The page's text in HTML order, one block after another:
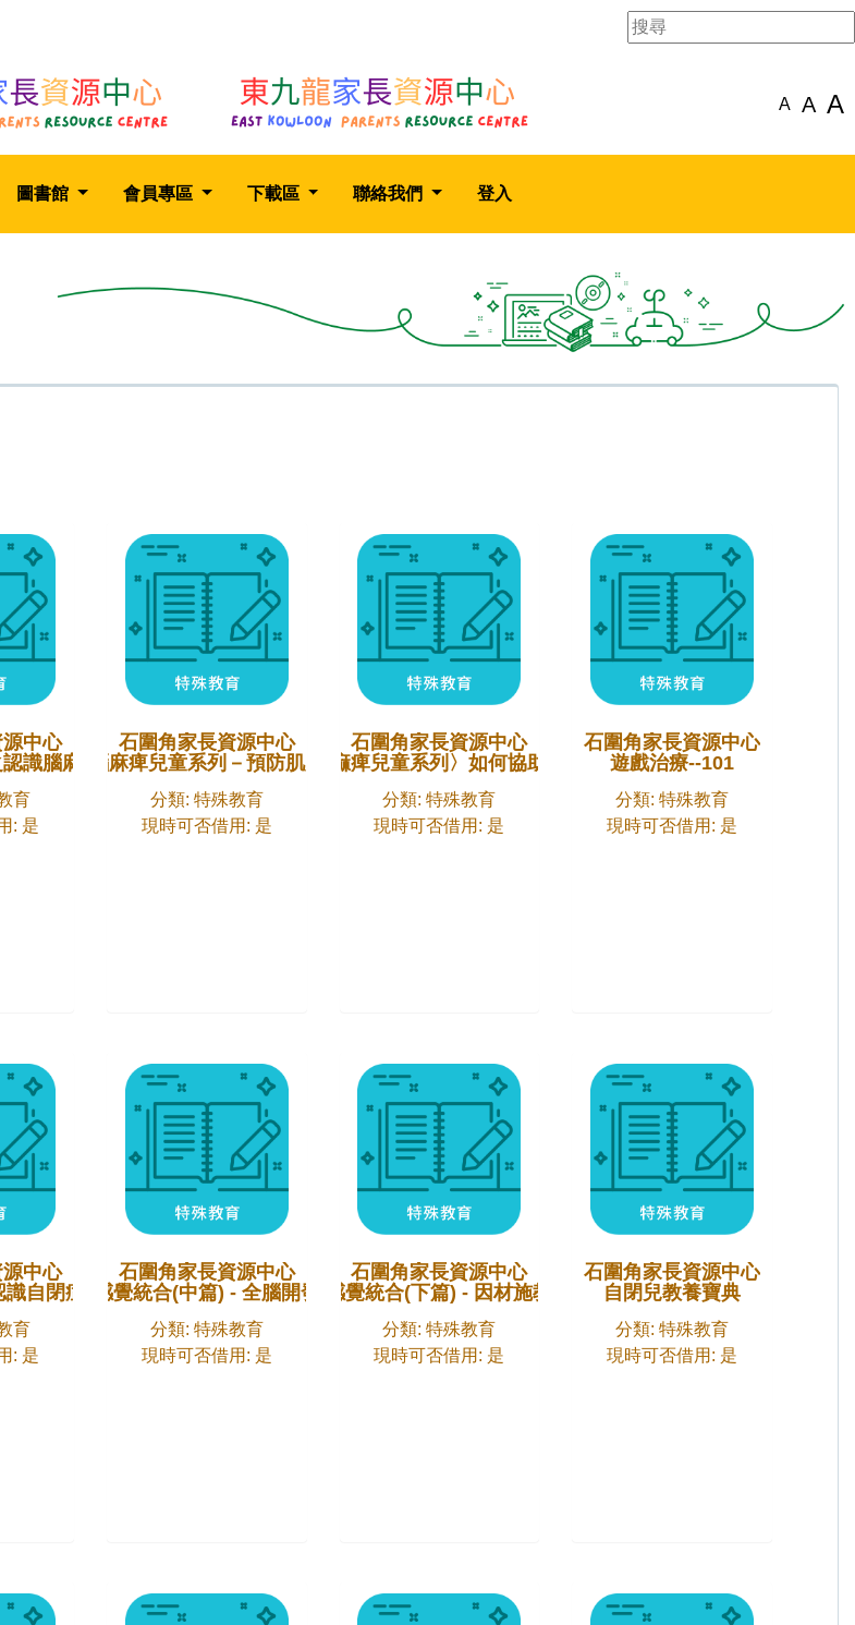
A A A
圖書館 會員專區 下載區 聯絡我們 登入
中心
識腦麻痺兒童
育
: 是
石圍角家長資源中心
輔助腦麻痺兒童系列－預防肌腱攣縮
分類: 特殊教育
現時可否借用: 是
石圍角家長資源中心
〈輔助腦痲痺兒童系列〉如何協助孩子飲食
分類: 特殊教育
現時可否借用: 是
石圍角家長資源中心
遊戲治療--101
分類: 特殊教育
現時可否借用: 是
中心
自閉症
育
: 是
石圍角家長資源中心
感覺統合(中篇) - 全腦開發
分類: 特殊教育
現時可否借用: 是
石圍角家長資源中心
感覺統合(下篇) - 因材施教
分類: 特殊教育
現時可否借用: 是
石圍角家長資源中心
自閉兒教養寶典
分類: 特殊教育
現時可否借用: 是